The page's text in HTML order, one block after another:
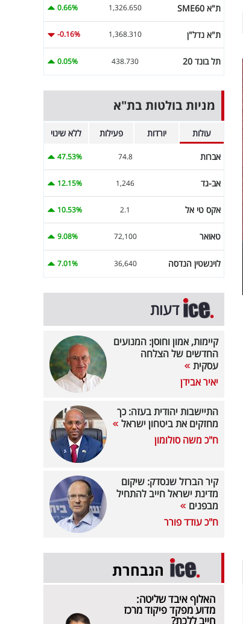
ת"א SME60 1,326.650
0.66%
ת"א נדל"ן 1,368.310
-0.16%
תל בונד 20 438.730
0.05%
מניות בולטות בת"א
עולות יורדות פעילות ללא שינוי
אברות 74.8
47.53%
אב-גד 1,246
12.15%
אקס טי אל 2.1
10.53%
טאואר 72,100
9.08%
לוינשטין הנדסה 36,640
7.01%
דעות
קיימות, אמון וחוסן: המנועים
החדשים של הצלחה
עסקית
יאיר אבידן
התיישבות יהודית בעזה: כך
מחזקים את ביטחון ישראל
ח"כ משה סולומון
קיר הברזל שנסדק: שיקום
מדינת ישראל חייב להתחיל
מבפנים
ח"כ עודד פורר
הנבחרת
האלוף איבד שליטה:
מדוע מפקד פיקוד מרכז
חייב ללכת?